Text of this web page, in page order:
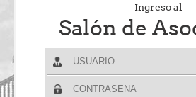
Ingreso al
Salón de